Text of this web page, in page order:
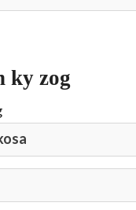
ky zog